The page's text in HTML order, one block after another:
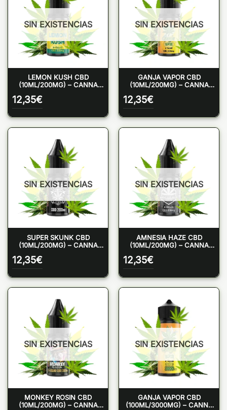
SIN EXISTENCIAS
LEMON KUSH CBD
(10ML/200MG) – CANNA
12,35€
SIN EXISTENCIAS
GANJA VAPOR CBD
(10ML/200MG) – CANNA
12,35€
SIN EXISTENCIAS
SUPER SKUNK CBD
(10ML/200MG) – CANNA
12,35€
SIN EXISTENCIAS
AMNESIA HAZE CBD
(10ML/200MG) – CANNA
12,35€
SIN EXISTENCIAS
MONKEY ROSIN CBD
(10ML/200MG) – CANNA
SIN EXISTENCIAS
GANJA VAPOR CBD
(100ML/3000MG) – CANNA